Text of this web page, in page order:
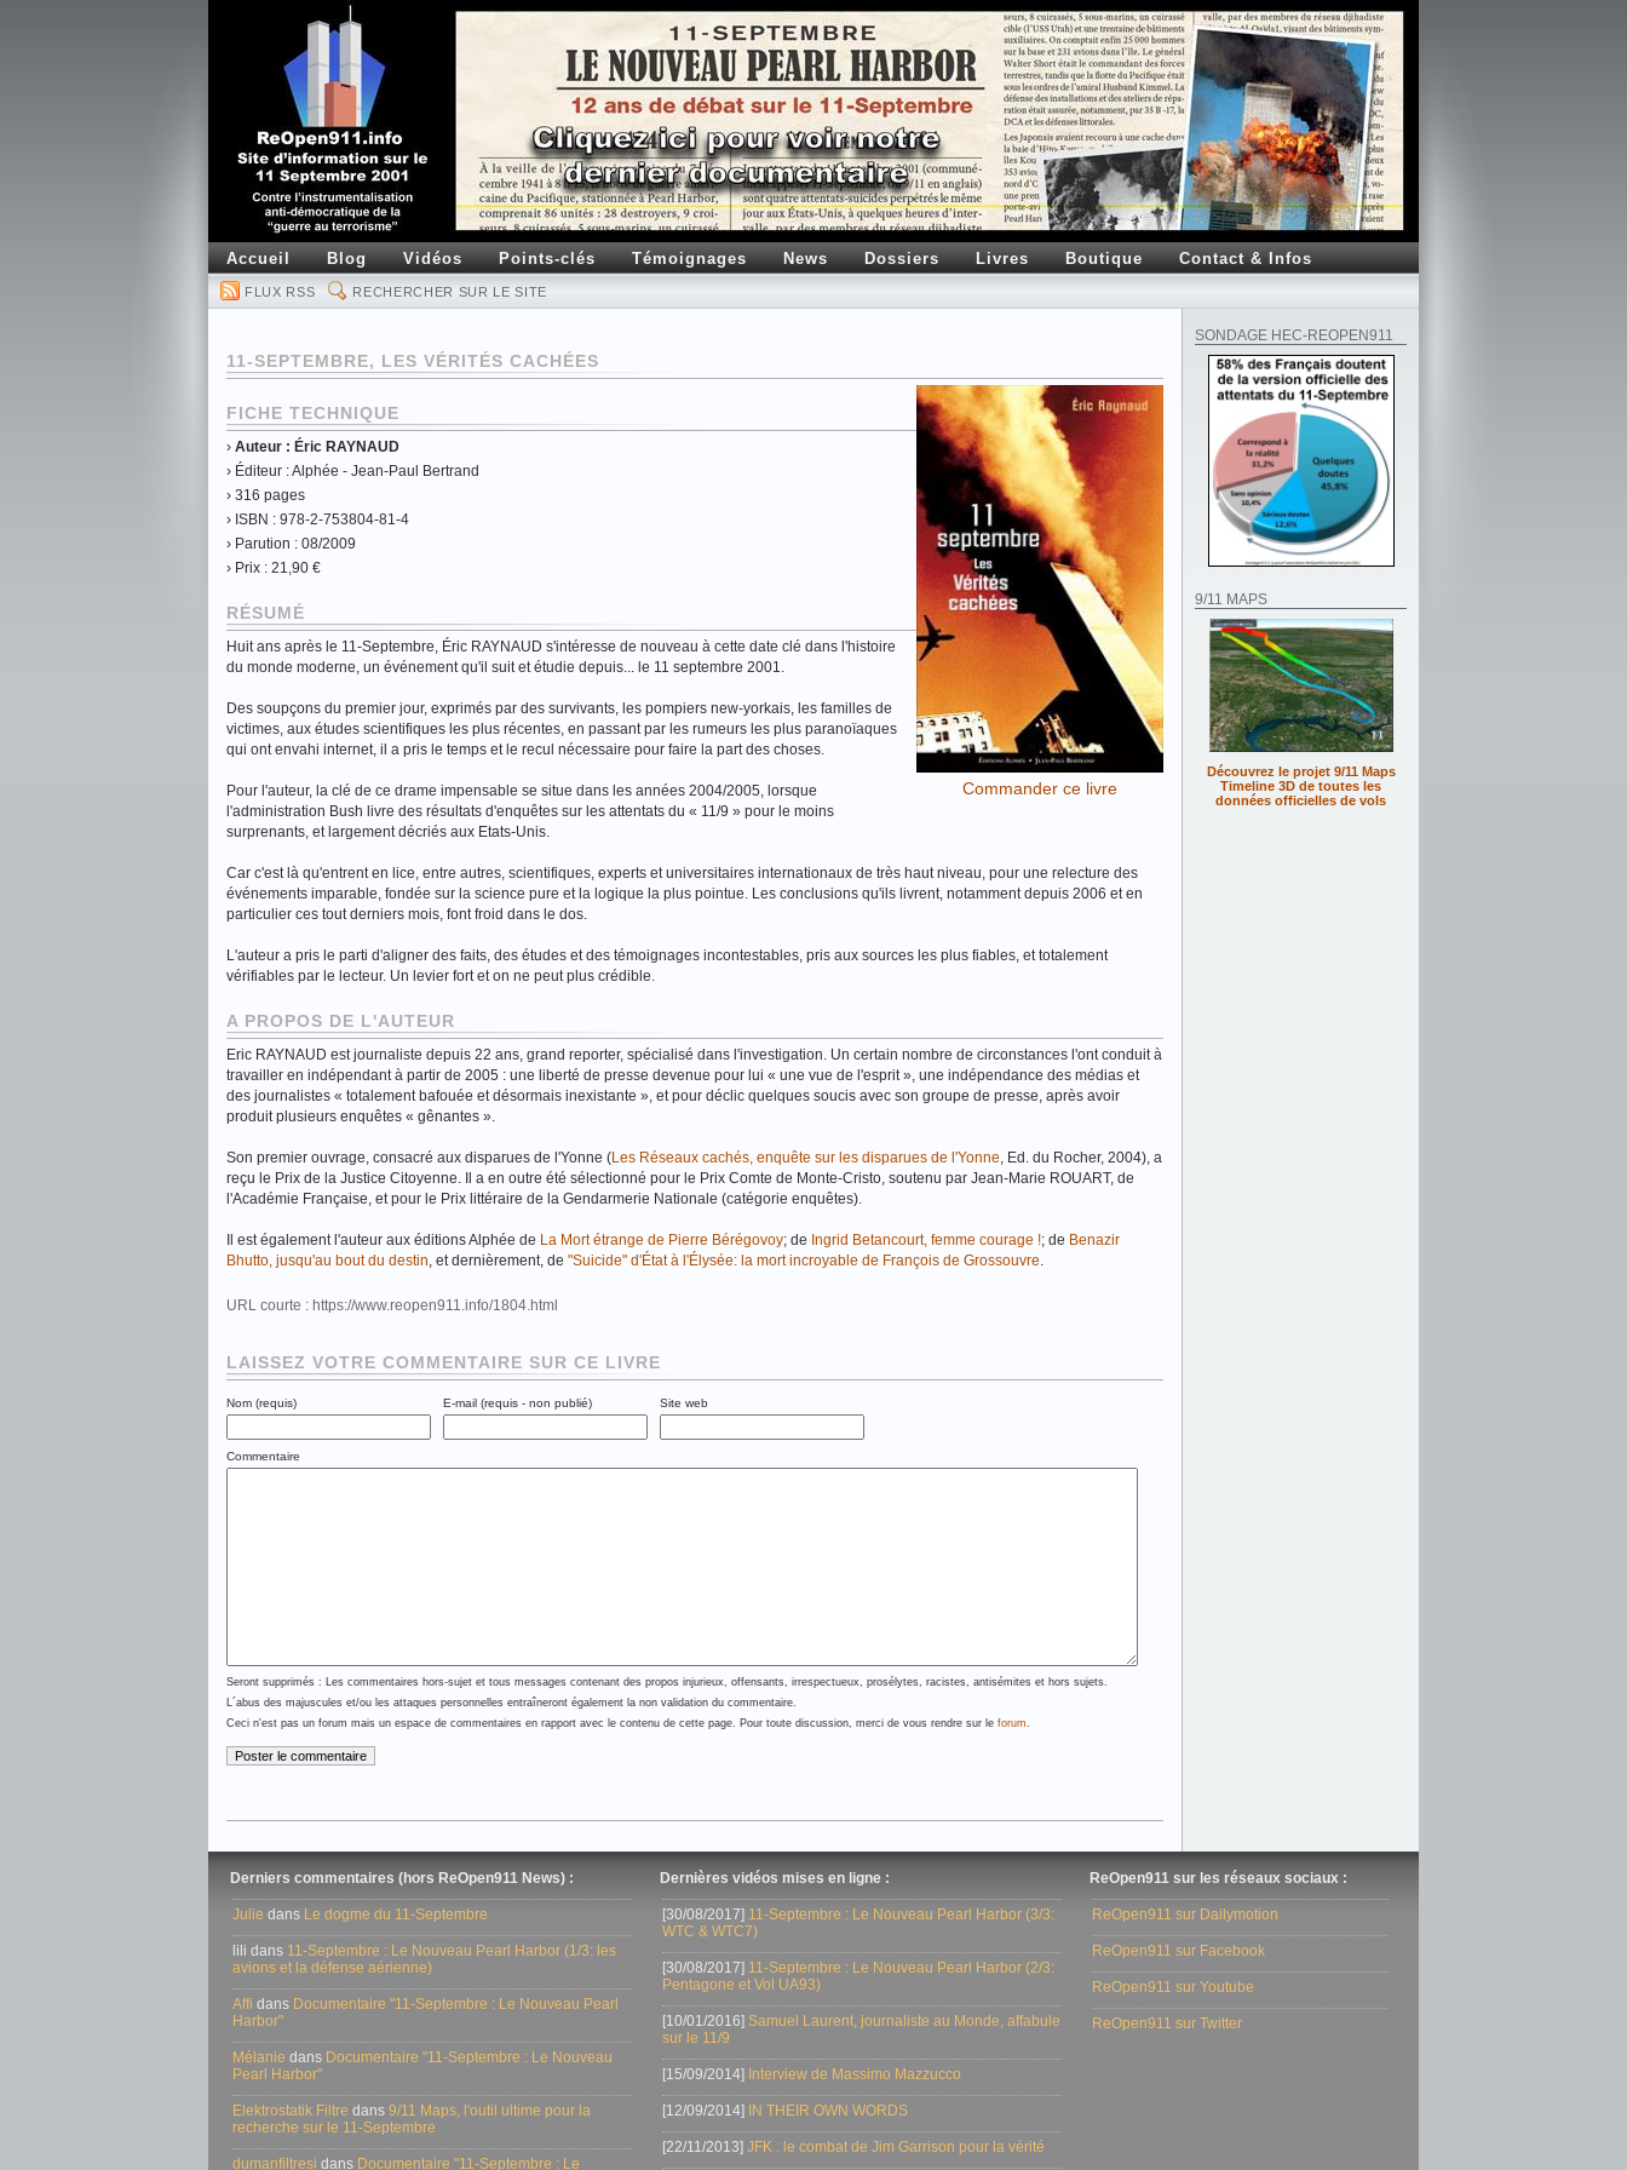
Accueil Blog Vidéos Points-clés Témoignages News Dossiers Livres Boutique Contact & Infos
FLUX RSS RECHERCHER SUR LE SITE
11-SEPTEMBRE, LES VÉRITÉS CACHÉES
Commander ce livre
FICHE TECHNIQUE
› Auteur : Éric RAYNAUD
› Éditeur : Alphée - Jean-Paul Bertrand
› 316 pages
› ISBN : 978-2-753804-81-4
› Parution : 08/2009
› Prix : 21,90 €
RÉSUMÉ
Huit ans après le 11-Septembre, Éric RAYNAUD s'intéresse de nouveau à cette date clé dans l'histoire
du monde moderne, un événement qu'il suit et étudie depuis... le 11 septembre 2001.
Des soupçons du premier jour, exprimés par des survivants, les pompiers new-yorkais, les familles de
victimes, aux études scientifiques les plus récentes, en passant par les rumeurs les plus paranoïaques
qui ont envahi internet, il a pris le temps et le recul nécessaire pour faire la part des choses.
Pour l'auteur, la clé de ce drame impensable se situe dans les années 2004/2005, lorsque
l'administration Bush livre des résultats d'enquêtes sur les attentats du « 11/9 » pour le moins
surprenants, et largement décriés aux Etats-Unis.
Car c'est là qu'entrent en lice, entre autres, scientifiques, experts et universitaires internationaux de très haut niveau, pour une relecture des
événements imparable, fondée sur la science pure et la logique la plus pointue. Les conclusions qu'ils livrent, notamment depuis 2006 et en
particulier ces tout derniers mois, font froid dans le dos.
L'auteur a pris le parti d'aligner des faits, des études et des témoignages incontestables, pris aux sources les plus fiables, et totalement
vérifiables par le lecteur. Un levier fort et on ne peut plus crédible.
A PROPOS DE L'AUTEUR
Eric RAYNAUD est journaliste depuis 22 ans, grand reporter, spécialisé dans l'investigation. Un certain nombre de circonstances l'ont conduit à
travailler en indépendant à partir de 2005 : une liberté de presse devenue pour lui « une vue de l'esprit », une indépendance des médias et
des journalistes « totalement bafouée et désormais inexistante », et pour déclic quelques soucis avec son groupe de presse, après avoir
produit plusieurs enquêtes « gênantes ».
Son premier ouvrage, consacré aux disparues de l'Yonne (Les Réseaux cachés, enquête sur les disparues de l'Yonne, Ed. du Rocher, 2004), a
reçu le Prix de la Justice Citoyenne. Il a en outre été sélectionné pour le Prix Comte de Monte-Cristo, soutenu par Jean-Marie ROUART, de
l'Académie Française, et pour le Prix littéraire de la Gendarmerie Nationale (catégorie enquêtes).
Il est également l'auteur aux éditions Alphée de La Mort étrange de Pierre Bérégovoy; de Ingrid Betancourt, femme courage !; de Benazir
Bhutto, jusqu'au bout du destin, et dernièrement, de "Suicide" d'État à l'Élysée: la mort incroyable de François de Grossouvre.
URL courte : https://www.reopen911.info/1804.html
LAISSEZ VOTRE COMMENTAIRE SUR CE LIVRE
Nom (requis) E-mail (requis - non publié) Site web
Commentaire
Seront supprimés : Les commentaires hors-sujet et tous messages contenant des propos injurieux, offensants, irrespectueux, prosélytes, racistes, antisémites et hors sujets.
L´abus des majuscules et/ou les attaques personnelles entraîneront également la non validation du commentaire.
Ceci n'est pas un forum mais un espace de commentaires en rapport avec le contenu de cette page. Pour toute discussion, merci de vous rendre sur le forum.
SONDAGE HEC-REOPEN911
9/11 MAPS
Découvrez le projet 9/11 Maps
Timeline 3D de toutes les
données officielles de vols
Derniers commentaires (hors ReOpen911 News) :
Julie dans Le dogme du 11-Septembre
lili dans 11-Septembre : Le Nouveau Pearl Harbor (1/3: les
avions et la défense aérienne)
Affi dans Documentaire "11-Septembre : Le Nouveau Pearl
Harbor"
Mélanie dans Documentaire "11-Septembre : Le Nouveau
Pearl Harbor"
Elektrostatik Filtre dans 9/11 Maps, l'outil ultime pour la
recherche sur le 11-Septembre
dumanfiltresi dans Documentaire "11-Septembre : Le
Dernières vidéos mises en ligne :
[30/08/2017] 11-Septembre : Le Nouveau Pearl Harbor (3/3:
WTC & WTC7)
[30/08/2017] 11-Septembre : Le Nouveau Pearl Harbor (2/3:
Pentagone et Vol UA93)
[10/01/2016] Samuel Laurent, journaliste au Monde, affabule
sur le 11/9
[15/09/2014] Interview de Massimo Mazzucco
[12/09/2014] IN THEIR OWN WORDS
[22/11/2013] JFK : le combat de Jim Garrison pour la vérité
ReOpen911 sur les réseaux sociaux :
ReOpen911 sur Dailymotion
ReOpen911 sur Facebook
ReOpen911 sur Youtube
ReOpen911 sur Twitter